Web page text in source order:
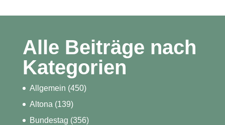
Alle Beiträge nach
Kategorien
Allgemein (450)
Altona (139)
Bundestag (356)